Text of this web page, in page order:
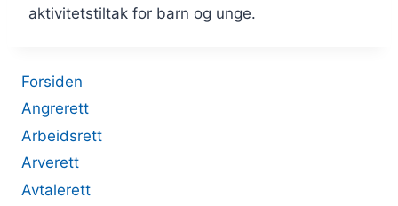
aktivitetstiltak for barn og unge.
Forsiden
Angrerett
Arbeidsrett
Arverett
Avtalerett